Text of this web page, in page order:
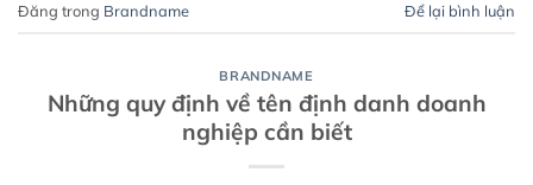
Đăng trong Brandname Để lại bình luận
BRANDNAME
Những quy định về tên định danh doanh
nghiệp cần biết